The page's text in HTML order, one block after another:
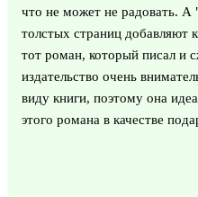
что не может не радовать.
толстых страниц добавляют
тот роман, который писал и
издательство очень
виду книги, поэтому она
этого романа в качестве